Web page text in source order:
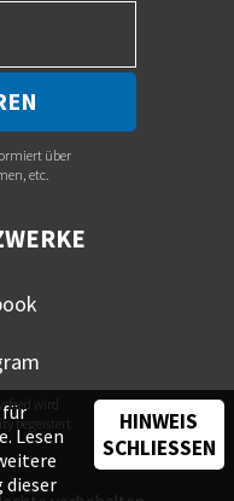
über
etc.
wird
begeistert
für
Lesen
dieser
HINWEIS
SCHLIESSEN